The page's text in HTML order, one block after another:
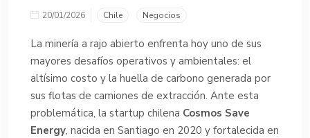
20/01/2026 Chile Negocios
La minería a rajo abierto enfrenta hoy uno de sus
mayores desafíos operativos y ambientales: el
altísimo costo y la huella de carbono generada por
sus flotas de camiones de extracción. Ante esta
problemática, la startup chilena Cosmos Save
Energy, nacida en Santiago en 2020 y fortalecida en